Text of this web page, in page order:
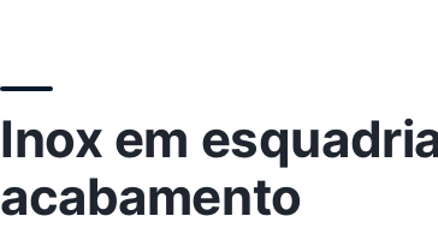
Inox em
acabamento